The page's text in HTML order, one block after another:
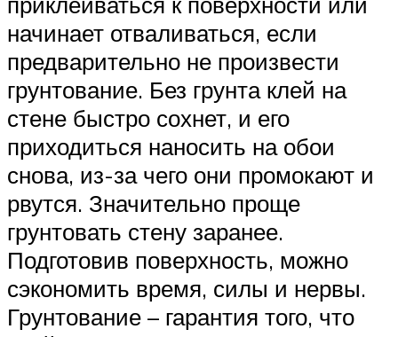
начинает отваливаться, если
предварительно не произвести
грунтование. Без грунта клей на
стене быстро сохнет, и его
приходиться наносить на обои
снова, из-за чего они промокают и
рвутся. Значительно проще
грунтовать стену заранее.
Подготовив поверхность, можно
сэкономить время, силы и нервы.
Грунтование – гарантия того, что